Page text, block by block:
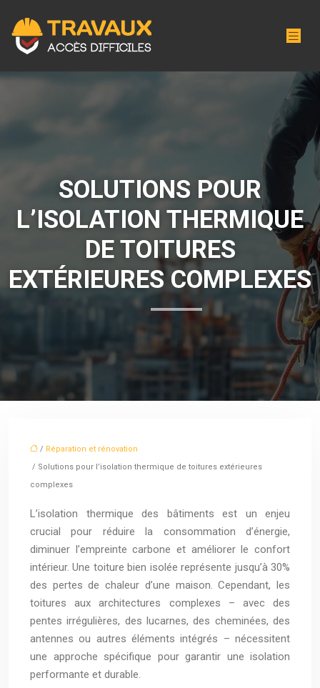
SOLUTIONS POUR
L’ISOLATION THERMIQUE
DE TOITURES
EXTÉRIEURES COMPLEXES
/ Réparation et rénovation
/ Solutions pour l’isolation thermique de toitures extérieures
complexes
L’isolation thermique des bâtiments est un enjeu
crucial pour réduire la consommation d’énergie,
diminuer l’empreinte carbone et améliorer le confort
intérieur. Une toiture bien isolée représente jusqu’à 30%
des pertes de chaleur d’une maison. Cependant, les
toitures aux architectures complexes – avec des
pentes irrégulières, des lucarnes, des cheminées, des
antennes ou autres éléments intégrés – nécessitent
une approche spécifique pour garantir une isolation
performante et durable.